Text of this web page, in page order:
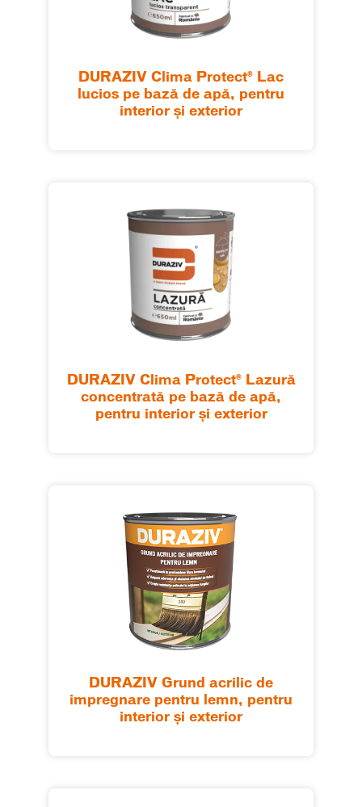
DURAZIV Clima Protect® Lac
lucios pe bază de apă, pentru
interior şi exterior
DURAZIV Clima Protect® Lazură
concentrată pe bază de apă,
pentru interior şi exterior
DURAZIV Grund acrilic de
impregnare pentru lemn, pentru
interior şi exterior